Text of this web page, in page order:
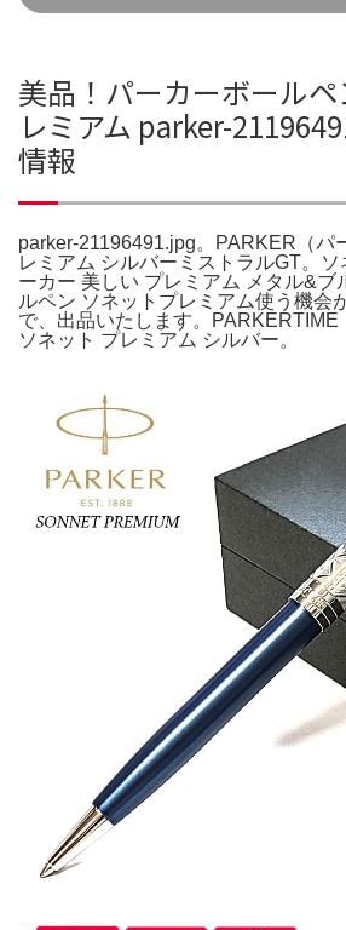
美品！パーカーボール
レミアム parker-
情報
parker-21196491.jpg。PARKER（パ
レミアム シルバーミストラルGT。
ーカー 美しい プレミアム メタル&ブ
ルペン ソネットプレミアム使う機会
で、出品いたします。PARKERTIME
ソネット プレミアム シルバー。